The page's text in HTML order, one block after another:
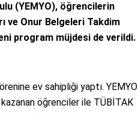
(YEMYO), öğrencilerin
ve Onur Belgeleri Takdim
program müjdesi de verildi.
ev sahipliği yaptı. YEMYO
öğrenciler ile TÜBİTAK